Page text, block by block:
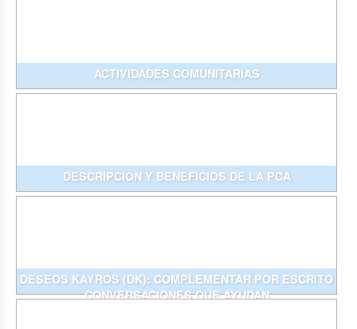
ACTIVIDADES COMUNITARIAS
DESCRIPCIÓN Y BENEFICIOS DE LA PCA
DESEOS KAYRÓS (DK): COMPLEMENTAR POR ESCRITO
CONVERSACIONES QUE AYUDAN